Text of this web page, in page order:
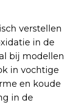
verstellen
in de
bij modellen
in vochtige
en koude
in de